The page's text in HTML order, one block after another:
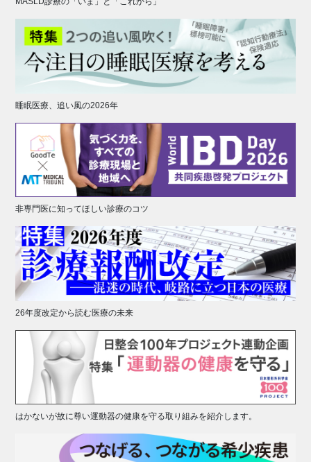
睡眠医療、追い風の2026年
非専門医に知ってほしい診療のコツ
26年度改定から読む医療の未来
はかないが故に尊い運動器の健康を守る取り組みを紹介します。